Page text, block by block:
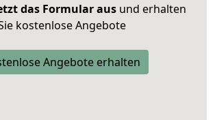
das Formular ausund erhalten
kostenlose Angebote
Angebote erhalten